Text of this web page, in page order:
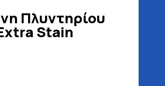
Πλυντηρίου
Stain
Μεζούρες